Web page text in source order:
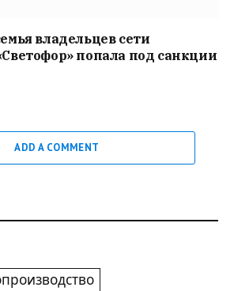
владельцев сети
попала под санкции
ADD A COMMENT